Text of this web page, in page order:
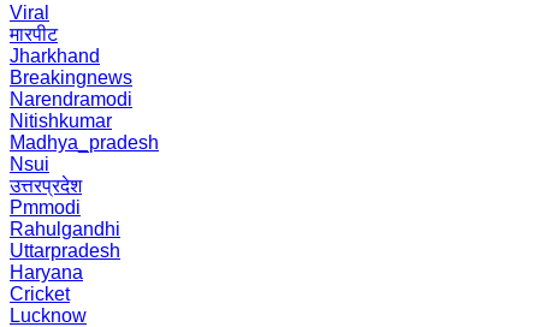
Viral
मारपीट
Jharkhand
Breakingnews
Narendramodi
Nitishkumar
Madhya_pradesh
Nsui
उत्तरप्रदेश
Pmmodi
Rahulgandhi
Uttarpradesh
Haryana
Cricket
Lucknow